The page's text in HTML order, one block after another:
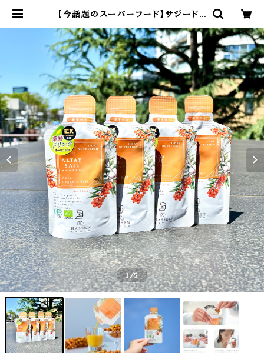
【今話題のスーパーフード】サジードリ
1/5